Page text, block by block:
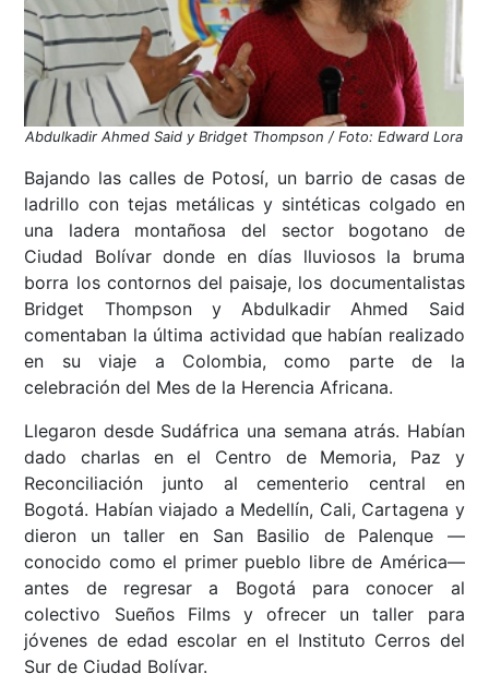
Abdulkadir Ahmed Said y Bridget Thompson / Foto: Edward Lora
Bajando las calles de Potosí, un barrio de casas de
ladrillo con tejas metálicas y sintéticas colgado en
una ladera montañosa del sector bogotano de
Ciudad Bolívar donde en días lluviosos la bruma
borra los contornos del paisaje, los documentalistas
Bridget Thompson y Abdulkadir Ahmed Said
comentaban la última actividad que habían realizado
en su viaje a Colombia, como parte de la
celebración del Mes de la Herencia Africana.
Llegaron desde Sudáfrica una semana atrás. Habían
dado charlas en el Centro de Memoria, Paz y
Reconciliación junto al cementerio central en
Bogotá. Habían viajado a Medellín, Cali, Cartagena y
dieron un taller en San Basilio de Palenque —
conocido como el primer pueblo libre de América—
antes de regresar a Bogotá para conocer al
colectivo Sueños Films y ofrecer un taller para
jóvenes de edad escolar en el Instituto Cerros del
Sur de Ciudad Bolívar.